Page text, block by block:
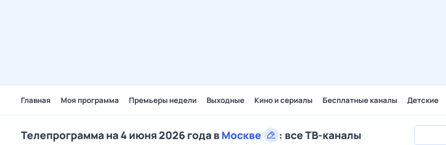
Главная Моя программа Премьеры недели Выходные Кино и сериалы Бесплатные каналы Детские
Телепрограмма на 4 июня 2026 года вМоскве : все ТВ-каналы